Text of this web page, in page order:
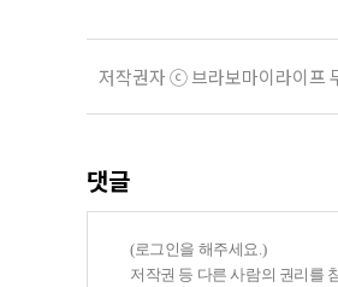
저작권자 ⓒ 브라보마이라이프
댓글